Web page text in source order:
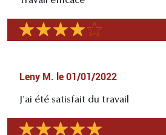
Leny M. le 01/01/2022
J'ai été satisfait du travail